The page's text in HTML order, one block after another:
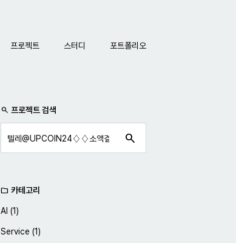
네비게이션
프로젝트 스터디 포트폴리오
사이드바
search 프로젝트 검색
search
folder 카테고리
AI (1)
Service (1)